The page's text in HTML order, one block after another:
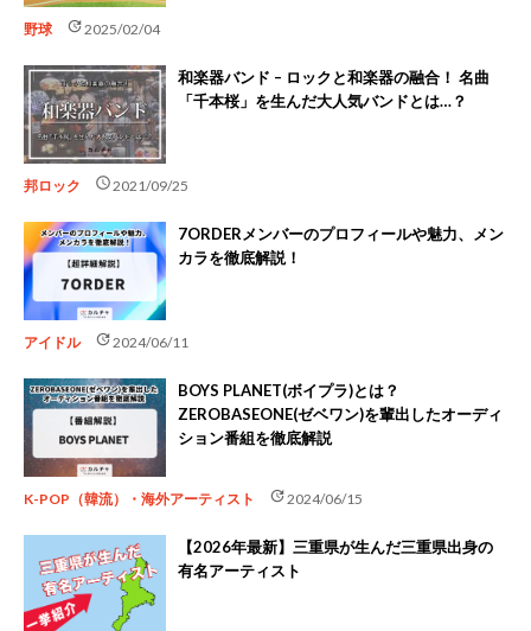
野球 update2025/02/04
和楽器バンド – ロックと和楽器の融合！ 名曲
「千本桜」を生んだ大人気バンドとは…？
邦ロック schedule2021/09/25
7ORDERメンバーのプロフィールや魅力、メン
カラを徹底解説！
アイドル update2024/06/11
BOYS PLANET(ボイプラ)とは？
ZEROBASEONE(ゼベワン)を輩出したオーディ
ション番組を徹底解説
K-POP（韓流）・海外アーティスト update2024/06/15
【2026年最新】三重県が生んだ三重県出身の
有名アーティスト